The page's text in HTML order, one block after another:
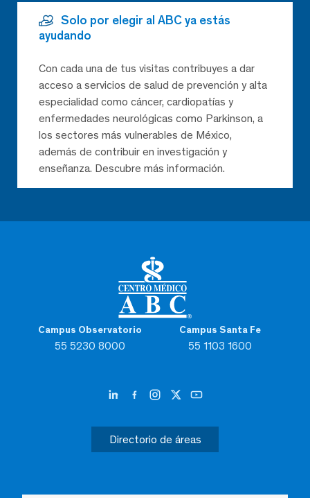
Campus Observatorio
55 5230 8000
Campus Santa Fe
55 1103 1600
Directorio de áreas
Solo por elegir al ABC ya estás
ayudando
Con cada una de tus visitas contribuyes a dar
acceso a servicios de salud de prevención y alta
especialidad como cáncer, cardiopatías y
enfermedades neurológicas como Parkinson, a
los sectores más vulnerables de México,
además de contribuir en investigación y
enseñanza. Descubre más información.